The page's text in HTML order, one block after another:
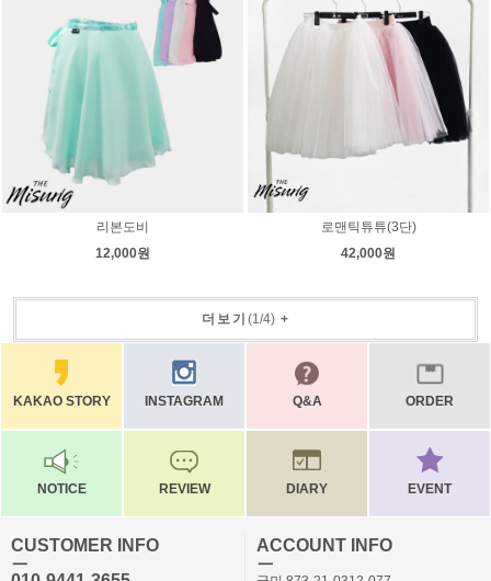
리본도비
12,000원
로맨틱튜튜(3단)
42,000원
더보기 (1/4)+
KAKAO STORY INSTAGRAM Q&A ORDER
NOTICE REVIEW DIARY EVENT
CUSTOMER INFO
ㅡ
ACCOUNT INFO
ㅡ